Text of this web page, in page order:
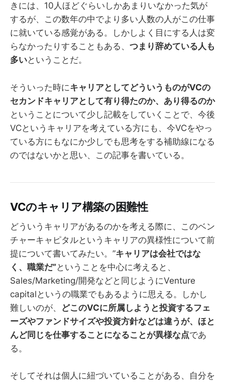
きには、10人ほどぐらいしかあまりいなかった気が
するが、この数年の中でより多い人数の人がこの仕事
に就いている感覚がある。しかしよく目にする人は変
らなかったりすることもある、 つまり辞めている人も
多いということだ。
そういった時にキャリアとしてどういうものがVCの
セカンドキャリアとして有り得たのか、あり得るのか
ということについて少し記載をしていくことで、今後
VCというキャリアを考えている方にも、今VCをやっ
ている方にもなにか少しでも思考をする補助線になる
のではないかと思い、この記事を書いている。
VCのキャリア構築の困難性
どういうキャリアがあるのかを考える際に、このベン
チャーキャピタルというキャリアの異様性について前
提について書いてみたい。”キャリアは会社ではな
く、職業だ”ということを中心に考えると、
Sales/Marketing/開発などと同じようにVenture
capitalというの職業でもあるように思える。しかし
難しいのが、 どこのVCに所属しようと投資するフェ
ーズやファンドサイズや投資方針などは違うが、ほと
んど同じを仕事することになることが異様な点であ
る。
そしてそれは個人に紐づいていることがある、自分を